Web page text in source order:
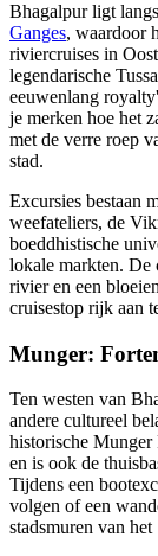
Bhagalpur ligt
Ganges, waardoor
riviercruises in
legendarische
eeuwenlang
je merken hoe het
met de verre roep
stad.
Excursies bestaan
weefateliers, de
boeddhistische
lokale markten. De
rivier en een
cruisestop rijk aan
Munger:
Ten westen van
andere cultureel
historische Munger
en is ook de
Tijdens een
volgen of een
stadsmuren van